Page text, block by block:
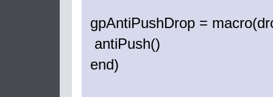
gpAntiPushDrop =
antiPush()
end)